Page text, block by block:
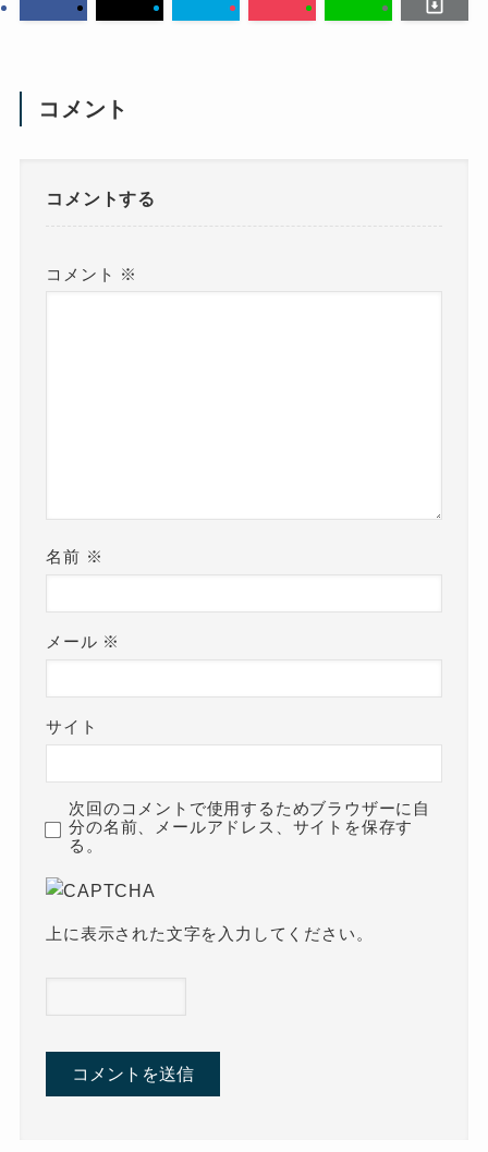
コメント
コメントする
コメント ※
名前 ※
メール ※
サイト
次回のコメントで使用するためブラウザーに自
分の名前、メールアドレス、サイトを保存す
る。
上に表示された文字を入力してください。